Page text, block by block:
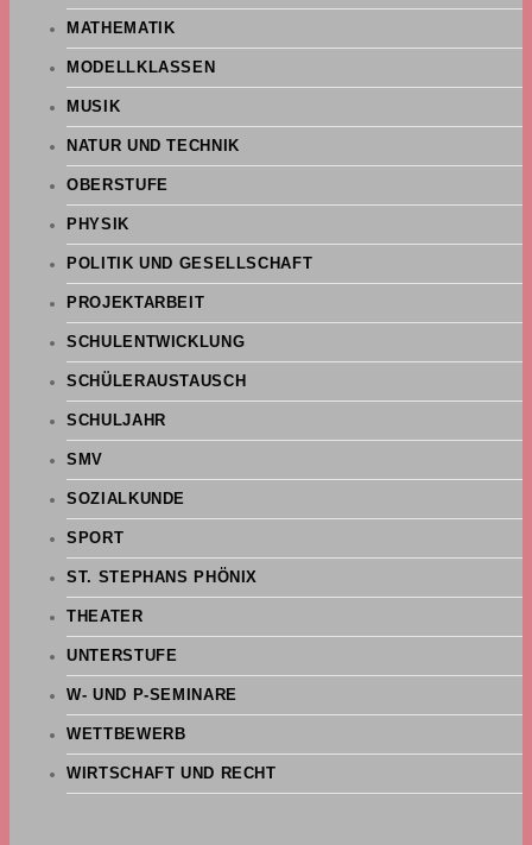
MATHEMATIK
MODELLKLASSEN
MUSIK
NATUR UND TECHNIK
OBERSTUFE
PHYSIK
POLITIK UND GESELLSCHAFT
PROJEKTARBEIT
SCHULENTWICKLUNG
SCHÜLERAUSTAUSCH
SCHULJAHR
SMV
SOZIALKUNDE
SPORT
ST. STEPHANS PHÖNIX
THEATER
UNTERSTUFE
W- UND P-SEMINARE
WETTBEWERB
WIRTSCHAFT UND RECHT